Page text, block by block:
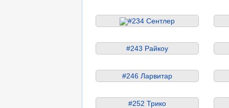
#234 Сентлер
#243 Райкоу
#246 Ларвитар
#252 Трико